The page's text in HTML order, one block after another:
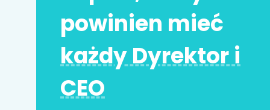
Adres e-mail*
powinien mieć
każdy Dyrektor i
CEO